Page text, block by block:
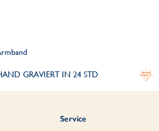
GRAVIERT IN 24 STD
Service